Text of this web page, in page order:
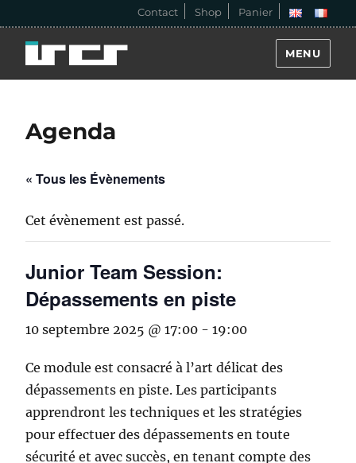
Contact Shop Panier
MENU
Agenda
« Tous les Évènements
Cet évènement est passé.
Junior Team Session:
Dépassements en piste
10 septembre 2025 @ 17:00 - 19:00
Ce module est consacré à l’art délicat des
dépassements en piste. Les participants
apprendront les techniques et les stratégies
pour effectuer des dépassements en toute
sécurité et avec succès, en tenant compte des